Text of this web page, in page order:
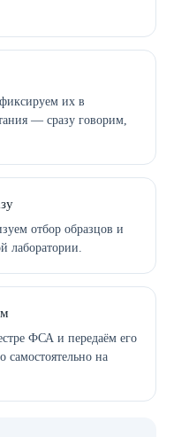
их в
— сразу говорим,
отбор образцов и
лаборатории.
ФСА и передаём его
самостоятельно на